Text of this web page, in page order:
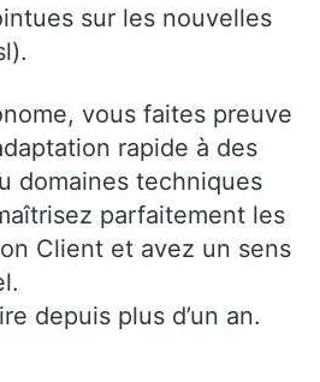
sur les nouvelles
vous faites preuve
rapide à des
domaines techniques
parfaitement les
Client et avez un sens
depuis plus d’un an.